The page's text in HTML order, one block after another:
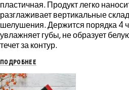
пластичная. Продукт легко
разглаживает вертикальные
шелушения. Держится порядка 4
увлажняет губы, не образует
течет за контур.
ПОДРОБНЕЕ